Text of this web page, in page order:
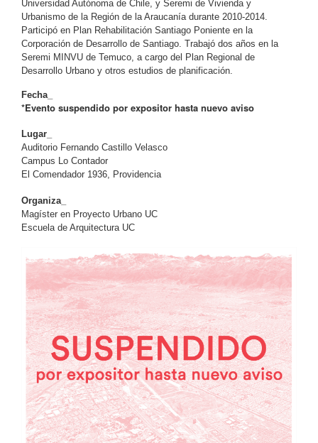
Universidad Autónoma de Chile, y Seremi de Vivienda y
Urbanismo de la Región de la Araucanía durante 2010-2014.
Participó en Plan Rehabilitación Santiago Poniente en la
Corporación de Desarrollo de Santiago. Trabajó dos años en la
Seremi MINVU de Temuco, a cargo del Plan Regional de
Desarrollo Urbano y otros estudios de planificación.
Fecha_
*Evento suspendido por expositor hasta nuevo aviso
Lugar_
Auditorio Fernando Castillo Velasco
Campus Lo Contador
El Comendador 1936, Providencia
Organiza_
Magíster en Proyecto Urbano UC
Escuela de Arquitectura UC